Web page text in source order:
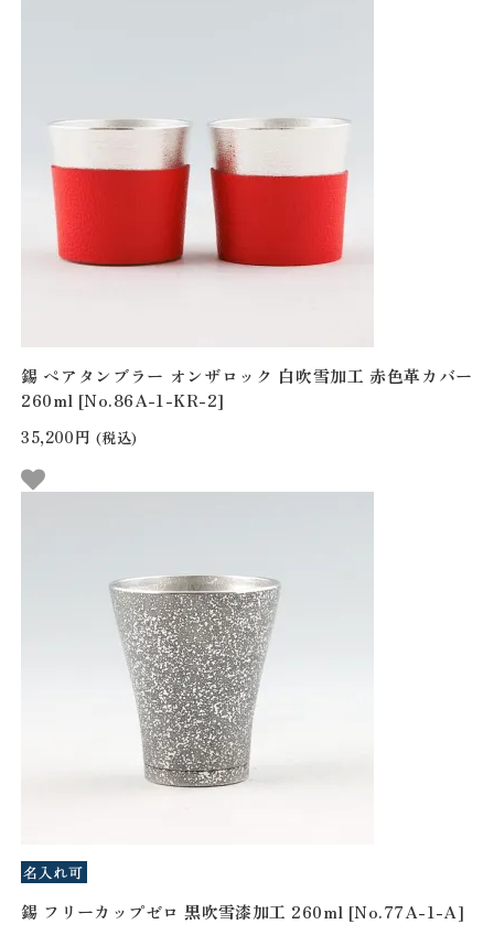
錫 ペアタンブラー オンザロック 白吹雪加工 赤色革カバー
260ml [No.86A-1-KR-2]
35,200円 (税込)
錫 フリーカップゼロ 黒吹雪漆加工 260ml [No.77A-1-A]